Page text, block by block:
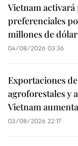
Vietnam
preferenciales
millones de
04/08/2026 03:36
Exportaciones
agroforestales y
Vietnam
03/08/2026 22:17